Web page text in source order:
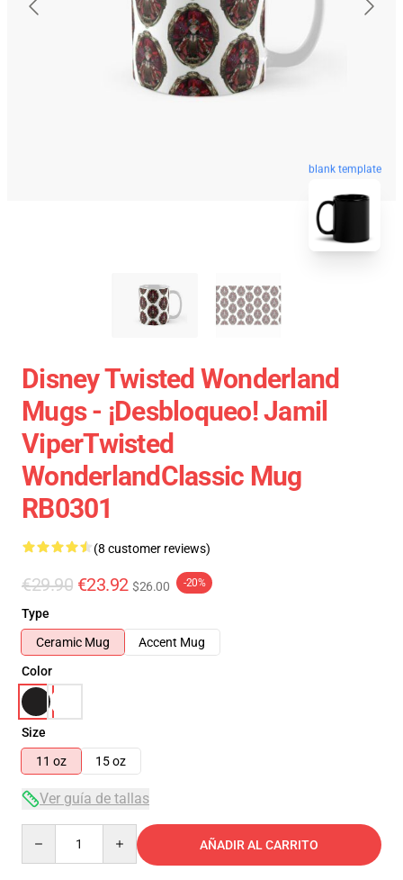
blank template
Disney Twisted Wonderland
Mugs - ¡Desbloqueo! Jamil
ViperTwisted
WonderlandClassic Mug
RB0301
(8 customer reviews)
€29.90 €23.92 $26.00 -20%
Type
Ceramic Mug
Accent Mug
Color
Size
11 oz
15 oz
Ver guía de tallas
AÑADIR AL CARRITO